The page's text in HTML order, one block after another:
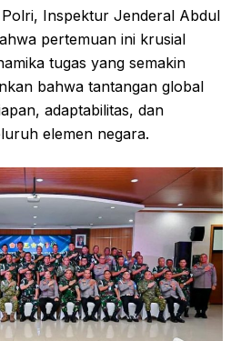
Polri, Inspektur Jenderal Abdul
pertemuan ini krusial
tugas yang semakin
bahwa tantangan global
adaptabilitas, dan
elemen negara.